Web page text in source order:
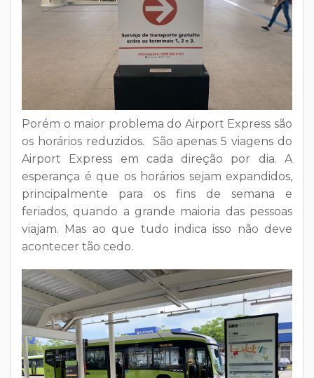
Porém o maior problema do Airport Express são
os horários reduzidos. São apenas5 viagens do
Airport Express em cada direção por dia. A
esperança é que os horários sejam expandidos,
principalmente para os fins de semana e
feriados, quando a grande maioria das pessoas
viajam. Mas ao que tudo indica isso não deve
acontecer tão cedo.